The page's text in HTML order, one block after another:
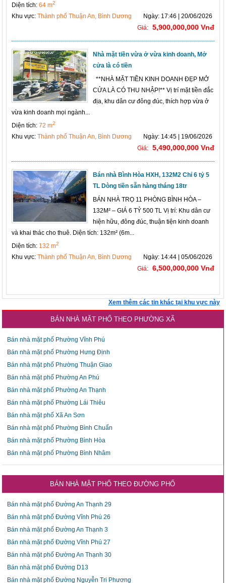
Diện tích:64 m2
Khu vực:Thành phố Thuận An, Bình Dương
Ngày: 17:46 | 20/06/2026
Giá: 5,900,000,000 Vnđ
Nhà mặt tiền vừa ở vừa kinh doanh, Mở
cửa là có tiền
**NHÀ MẶT TIỀN KINH DOANH ĐẸP MỞ
CỬA LÀ CÓ THU NHẬP!** Vị trí mặt tiền đắc
địa, khu dân cư đông đúc, thích hợp vừa ở
vừa kinh doanh mọi ngành...
Diện tích:72 m2
Khu vực:Thành phố Thuận An, Bình Dương
Ngày: 14:45 | 19/06/2026
Giá: 5,490,000,000 Vnđ
Bán nhà Bình Hòa HXH, 132M2 Chỉ 6 tỷ 5
TL Dòng tiền sẵn hàng tháng 18tr
BÁN NHÀ TRỌ 11 PHÒNG BÌNH HÒA –
132M² – GIÁ 6 TỶ 500 TL Vị trí: Khu dân cư
hiện hữu, đông đúc, thuận tiện kinh doanh
và khai thác cho thuê. Diện tích: 132m² (6m...
Diện tích: 132 m2
Khu vực:Thành phố Thuận An, Bình Dương
Ngày: 14:44 | 05/06/2026
Giá: 6,500,000,000 Vnđ
Xem thêm các tin khác tại khu vực này
BÁN NHÀ MẶT PHỐ THEO PHƯỜNG XÃ
Bán nhà mặt phố Phường Vĩnh Phú
Bán nhà mặt phố Phường Hưng Định
Bán nhà mặt phố Phường Thuận Giao
Bán nhà mặt phố Phường An Phú
Bán nhà mặt phố Phường An Thạnh
Bán nhà mặt phố Phường Lái Thiêu
Bán nhà mặt phố Xã An Sơn
Bán nhà mặt phố Phường Bình Chuẩn
Bán nhà mặt phố Phường Bình Hòa
Bán nhà mặt phố Phường Bình Nhâm
BÁN NHÀ MẶT PHỐ THEO ĐƯỜNG PHỐ
Bán nhà mặt phố Đường An Thạnh 29
Bán nhà mặt phố Đường Vĩnh Phú 26
Bán nhà mặt phố Đường An Thạnh 3
Bán nhà mặt phố Đường Vĩnh Phú 27
Bán nhà mặt phố Đường An Thạnh 30
Bán nhà mặt phố Đường D13
Bán nhà mặt phố Đường Nguyễn Tri Phương